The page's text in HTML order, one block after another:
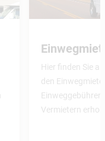
Hier finden Sie
den
Vermietern